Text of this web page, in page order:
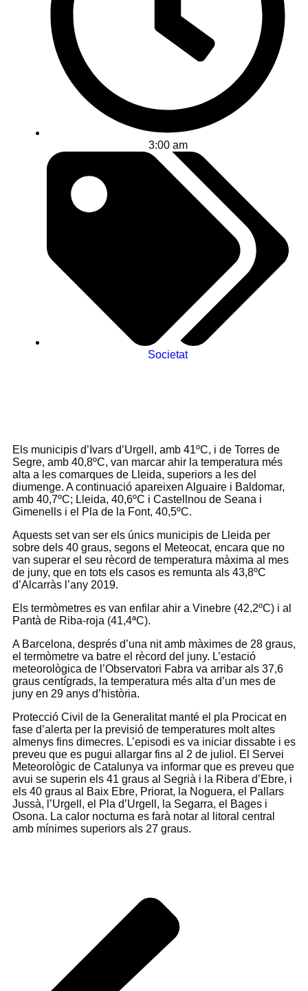
3:00 am
Societat
Els municipis d’Ivars d’Urgell, amb 41ºC, i de Torres de
Segre, amb 40,8ºC, van marcar ahir la temperatura més
alta a les comarques de Lleida, superiors a les del
diumenge. A continuació apareixen Alguaire i Baldomar,
amb 40,7ºC; Lleida, 40,6ºC i Castellnou de Seana i
Gimenells i el Pla de la Font, 40,5ºC.
Aquests set van ser els únics municipis de Lleida per
sobre dels 40 graus, segons el Meteocat, encara que no
van superar el seu rècord de temperatura màxima al mes
de juny, que en tots els casos es remunta als 43,8ºC
d’Alcarràs l’any 2019.
Els termòmetres es van enfilar ahir a Vinebre (42,2ºC) i al
Pantà de Riba-roja (41,4ªC).
A Barcelona, ​​després d’una nit amb màximes de 28 graus,
el termòmetre va batre el rècord del juny. L’estació
meteorològica de l’Observatori Fabra va arribar als 37,6
graus centígrads, la temperatura més alta d’un mes de
juny en 29 anys d’història.
Protecció Civil de la Generalitat manté el pla Procicat en
fase d’alerta per la previsió de temperatures molt altes
almenys fins dimecres. L’episodi es va iniciar dissabte i es
preveu que es pugui allargar fins al 2 de juliol. El Servei
Meteorològic de Catalunya va informar que es preveu que
avui se superin els 41 graus al Segrià i la Ribera d’Ebre, i
els 40 graus al Baix Ebre, Priorat, la Noguera, el Pallars
Jussà, l’Urgell, el Pla d’Urgell, la Segarra, el Bages i
Osona. La calor nocturna es farà notar al litoral central
amb mínimes superiors als 27 graus.